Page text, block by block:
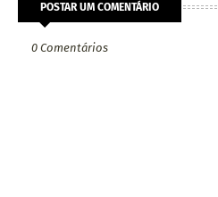
POSTAR UM COMENTÁRIO
0 Comentários